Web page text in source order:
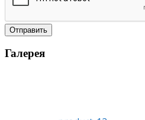
Отправить
Галерея